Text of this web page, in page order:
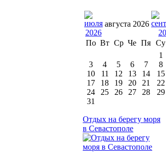
августа 2026
По Вт Ср Че Пя Су
1
3
4 5 6 7 8
10
11 12 13 14 15
17
18 19 20 21 22
24
25 26 27 28 29
31
Отдых на берегу моря
в Севастополе